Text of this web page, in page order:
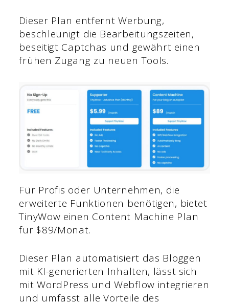
Dieser Plan entfernt Werbung,
beschleunigt die Bearbeitungszeiten,
beseitigt Captchas und gewährt einen
frühen Zugang zu neuen Tools.
Für Profis oder Unternehmen, die
erweiterte Funktionen benötigen, bietet
TinyWow einen Content Machine Plan
für $89/Monat.
Dieser Plan automatisiert das Bloggen
mit KI-generierten Inhalten, lässt sich
mit WordPress und Webflow integrieren
und umfasst alle Vorteile des